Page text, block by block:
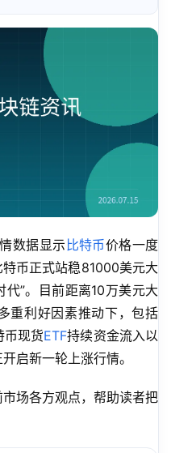
数据显示 比特币价格一度
币正式站稳81000美元大
”。目前距离10万美元大
重利好因素推动下，包括
币现货ETF持续资金流入以
启新一轮上涨行情。
场各方观点，帮助读者把